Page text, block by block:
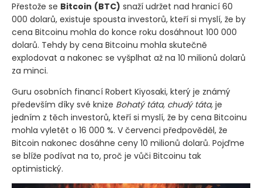
Přestože se Bitcoin (BTC) snaží udržet nad hranicí 60
000 dolarů, existuje spousta investorů, kteří si myslí, že by
cena Bitcoinu mohla do konce roku dosáhnout 100 000
dolarů. Tehdy by cena Bitcoinu mohla skutečně
explodovat a nakonec se vyšplhat až na 10 milionů dolarů
za minci.
Guru osobních financí Robert Kiyosaki, který je známý
především díky své knize Bohatý táta, chudý táta, je
jedním z těch investorů, kteří si myslí, že by cena Bitcoinu
mohla vyletět o 16 000 %. V červenci předpověděl, že
Bitcoin nakonec dosáhne ceny 10 milionů dolarů. Pojďme
se blíže podívat na to, proč je vůči Bitcoinu tak
optimistický.